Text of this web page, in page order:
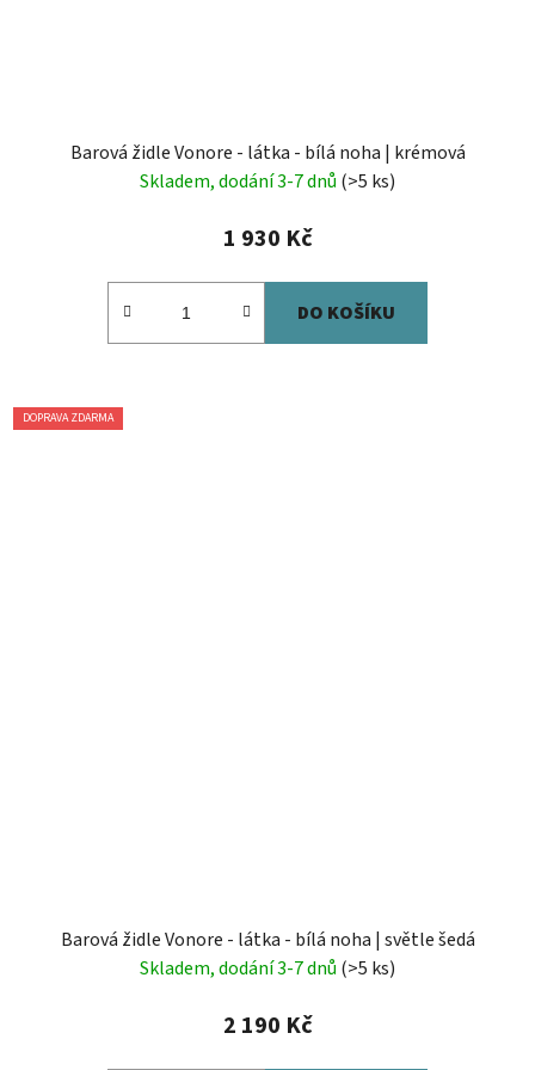
Barová židle Vonore - látka - bílá noha | krémová
Skladem, dodání 3-7 dnů (>5 ks)
1 930 Kč
DO KOŠÍKU
DOPRAVA ZDARMA
Barová židle Vonore - látka - bílá noha | světle šedá
Skladem, dodání 3-7 dnů (>5 ks)
2 190 Kč